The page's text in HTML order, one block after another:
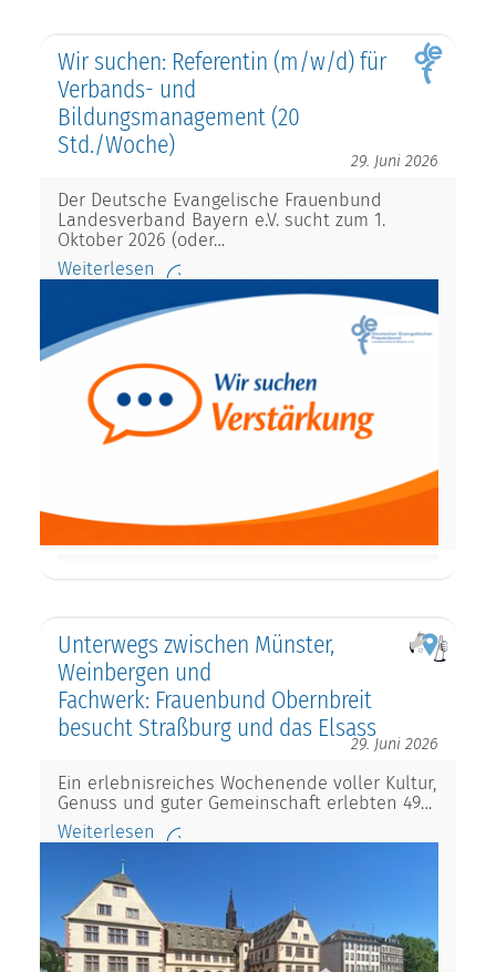
Wir suchen: Referentin (m/w/d) für
Verbands- und
Bildungsmanagement (20
Std./Woche)
29. Juni 2026
Der Deutsche Evangelische Frauenbund
Landesverband Bayern e.V. sucht zum 1.
Oktober 2026 (oder…
Weiterlesen
Unterwegs zwischen Münster,
Weinbergen und
Fachwerk: Frauenbund Obernbreit
besucht Straßburg und das Elsass
29. Juni 2026
Ein erlebnisreiches Wochenende voller Kultur,
Genuss und guter Gemeinschaft erlebten 49…
Weiterlesen